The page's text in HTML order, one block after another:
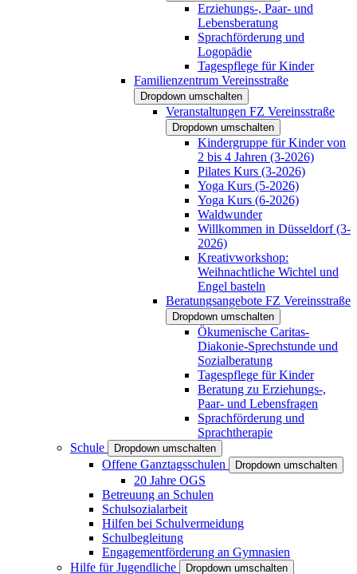
Erziehungs-, Paar- und
Lebensberatung
Sprachförderung und
Logopädie
Tagespflege für Kinder
Familienzentrum Vereinsstraße
Dropdown umschalten
Veranstaltungen FZ Vereinsstraße
Dropdown umschalten
Kindergruppe für Kinder von
2 bis 4 Jahren (3-2026)
Pilates Kurs (3-2026)
Yoga Kurs (5-2026)
Yoga Kurs (6-2026)
Waldwunder
Willkommen in Düsseldorf (3-
2026)
Kreativworkshop:
Weihnachtliche Wichtel und
Engel basteln
Beratungsangebote FZ Vereinsstraße
Dropdown umschalten
Ökumenische Caritas-
Diakonie-Sprechstunde und
Sozialberatung
Tagespflege für Kinder
Beratung zu Erziehungs-,
Paar- und Lebensfragen
Sprachförderung und
Sprachtherapie
Schule
Dropdown umschalten
Offene Ganztagsschulen Dropdown umschalten
20 Jahre OGS
Betreuung an Schulen
Schulsozialarbeit
Hilfen bei Schulvermeidung
Schulbegleitung
Engagementförderung an Gymnasien
Hilfe für Jugendliche
Dropdown umschalten